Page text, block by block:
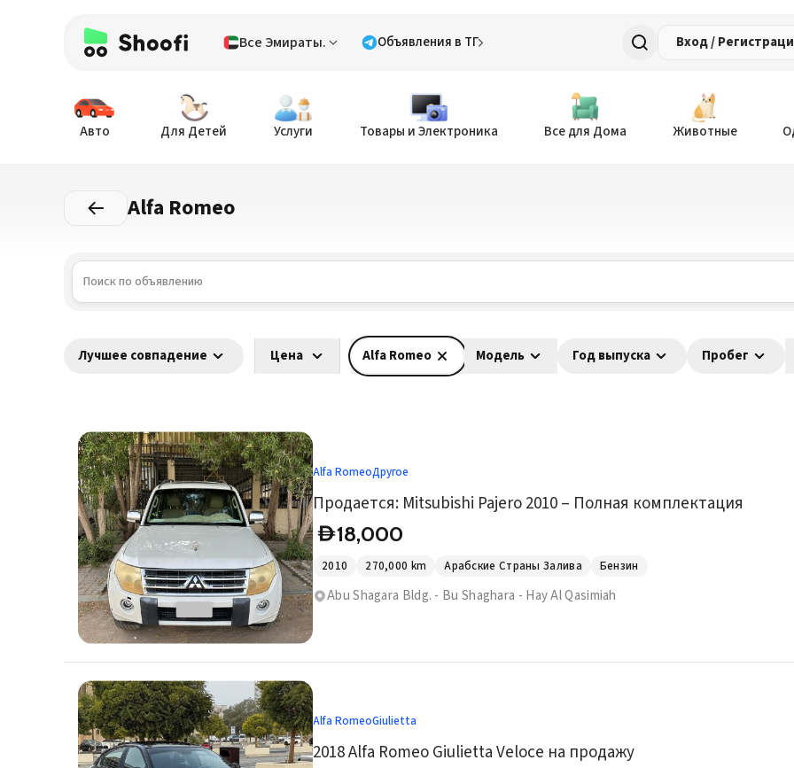
Все Эмираты. Объявления в ТГ Вход /
Авто Для Детей Услуги Товары и Электроника Все для Дома Животные
Alfa Romeo
Лучшее совпадение Цена Alfa Romeo Модель Год выпуска Пробег
Alfa RomeoДругое
Продается: Mitsubishi Pajero 2010 – Полная комплектация
D18,000
2010 270,000 km Арабские Страны Залива Бензин
Abu Shagara Bldg. - Bu Shaghara - Hay Al Qasimiah
Alfa RomeoGiulietta
2018 Alfa Romeo Giulietta Veloce на продажу